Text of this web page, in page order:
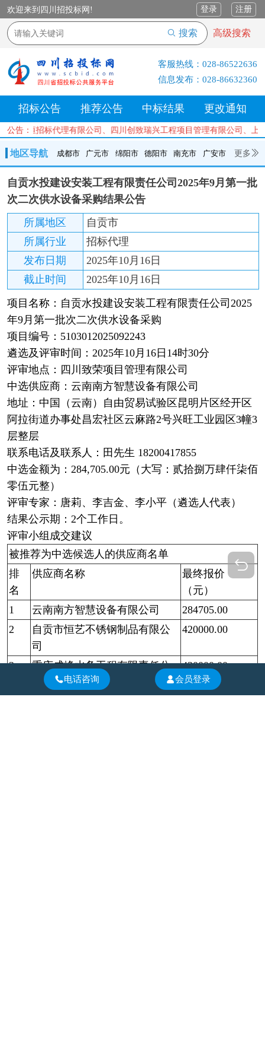
欢迎来到四川招投标网! 登录 注册
搜索 高级搜索
客服热线： 028-86522636
信息发布： 028-86632360
招标公告 推荐公告 中标结果 更改通知
公告：招标代理有限公司、四川创致瑞兴工程项目管理有限公
地区导航 成都市 广元市 绵阳市 德阳市 南充市 广安市 更多
成都市 广元市 绵阳市 德阳市 南充市 广安市
遂宁市
内江市
乐山市 自贡市 泸州市
达州市
资阳市 眉山市 雅安市 阿坝州 甘孜州 凉山州
自贡水投建设安装工程有限责任公司2025年9月第一批
次二次供水设备采购结果公告
所属地区
自贡市
所属行业
招标代理
发布日期
2025年10月16日
截止时间
2025年10月16日
项目名称：自贡水投建设安装工程有限责任公司2025
年9月第一批次二次供水设备采购
项目编号：5103012025092243
遴选及评审时间：2025年10月16日14时30分
评审地点：四川致荣项目管理有限公司
中选供应商：云南南方智慧设备有限公司
地址：中国（云南）自由贸易试验区昆明片区经开区
阿拉街道办事处昌宏社区云麻路2号兴旺工业园区3幢3
层整层
联系电话及联系人：田先生 18200417855
中选金额为：284,705.00元（大写：贰拾捌万肆仟柒佰
零伍元整）
评审专家：唐莉、李吉金、李小平（遴选人代表）
结果公示期：2个工作日。
评审小组 成交建议
被推荐为中选候选人的供应商名单
排
名
供应商名称
最终报价
（元）
1
云南南方智慧设备有限公司
284705.00
2
自贡市恒艺不锈钢制品有限公
司
420000.00
3
重庆成峰水务工程有限责任公
430000.00
电话咨询 会员登录